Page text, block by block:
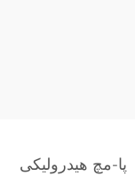
پا-مچ هیدرولیکی